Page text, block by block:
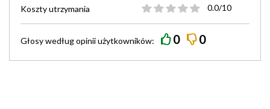
Koszty utrzymania
0.0/10
Głosy wedługopiniiużytkowników: 0 0